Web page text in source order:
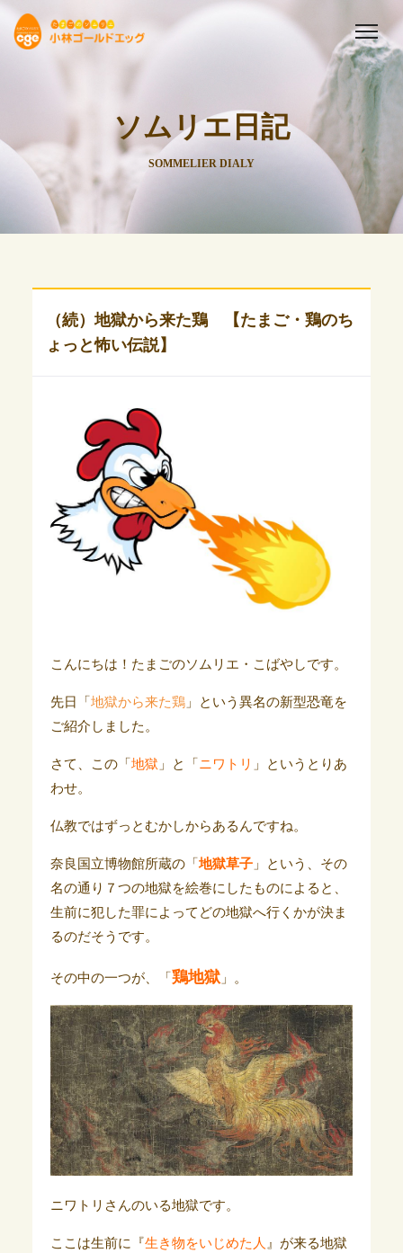
ソムリエ日記
SOMMELIER DIALY
（続）地獄から来た鶏 【たまご・鶏のち
ょっと怖い伝説】
こんにちは！たまごのソムリエ・こばやしです。
先日「 地獄から来た鶏」という異名の新型恐竜を
ご紹介しました。
さて、この「 地獄 」と「 ニワトリ 」というとりあ
わせ。
仏教ではずっとむかしからあるんですね。
奈良国立博物館所蔵の「地獄草子」という、その
名の通り７つの地獄を絵巻にしたものによると、
生前に犯した罪によってどの地獄へ行くかが決ま
るのだそうです。
その中の一つが、「 鶏地獄」。
ニワトリさんのいる地獄です。
ここは生前に『生き物をいじめた人 』が来る地獄